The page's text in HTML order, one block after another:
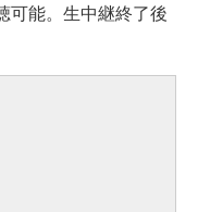
可能。生中継終了後